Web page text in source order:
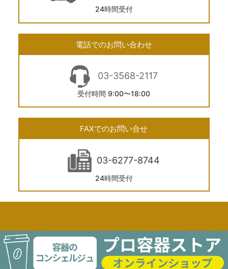
24時間受付
電話でのお問い合わせ
03-3568-2117
受付時間 9:00〜18:00
FAXでのお問い合せ
03-6277-8744
24時間受付